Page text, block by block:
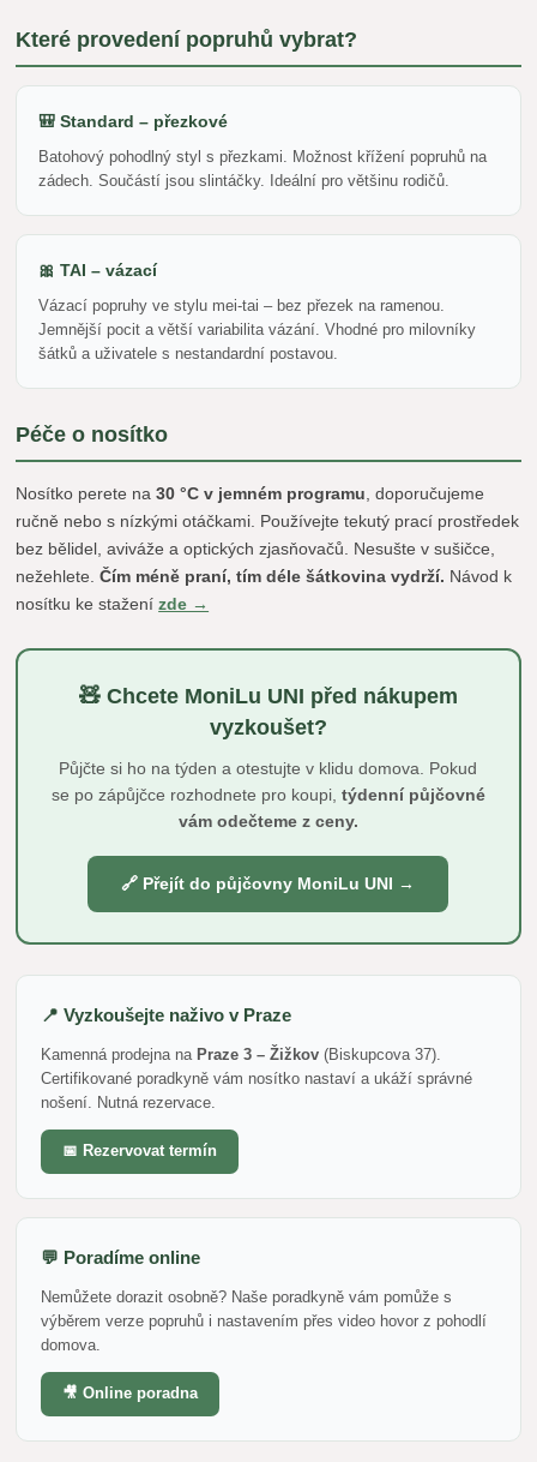
Které provedení popruhů vybrat?
🎒 Standard – přezkové
Batohový pohodlný styl s přezkami. Možnost křížení popruhů na
zádech. Součástí jsou slintáčky. Ideální pro většinu rodičů.
🎀 TAI – vázací
Vázací popruhy ve stylu mei-tai – bez přezek na ramenou.
Jemnější pocit a větší variabilita vázání. Vhodné pro milovníky
šátků a uživatele s nestandardní postavou.
Péče o nosítko
Nosítko perete na30 °C v jemném programu, doporučujeme
ručně nebo s nízkými otáčkami. Používejte tekutý prací prostředek
bez bělidel, aviváže a optických zjasňovačů. Nesušte v sušičce,
nežehlete.Čím méně praní, tím déle šátkovina vydrží. Návod k
nosítku ke staženízde →
🧸 Chcete MoniLu UNI před nákupem
vyzkoušet?
Půjčte si ho na týden a otestujte v klidu domova. Pokud
se po zápůjčce rozhodnete pro koupi, týdenní půjčovné
vám odečteme z ceny.
🔗 Přejít do půjčovny MoniLu UNI →
📍 Vyzkoušejte naživo v Praze
Kamenná prodejna na Praze 3 – Žižkov (Biskupcova 37).
Certifikované poradkyně vám nosítko nastaví a ukáží správné
nošení. Nutná rezervace.
📅 Rezervovat termín
💬 Poradíme online
Nemůžete dorazit osobně? Naše poradkyně vám pomůže s
výběrem verze popruhů i nastavením přes video hovor z pohodlí
domova.
🎥 Online poradna